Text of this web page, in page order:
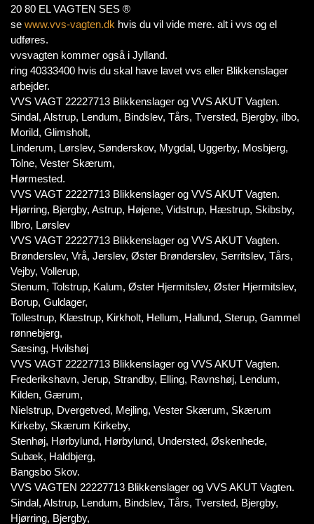
20 80 EL VAGTEN SES ®
se www.vvs-vagten.dk hvis du vil vide mere. alt i vvs og el
udføres.
vvsvagten kommer også i Jylland.
ring 40333400 hvis du skal have lavet vvs eller Blikkenslager
arbejder.
VVS VAGT 22227713 Blikkenslager og VVS AKUT Vagten.
Sindal, Alstrup, Lendum, Bindslev, Tårs, Tversted, Bjergby, ilbo,
Morild, Glimsholt,
Linderum, Lørslev, Sønderskov, Mygdal, Uggerby, Mosbjerg,
Tolne, Vester Skærum,
Hørmested.
VVS VAGT 22227713 Blikkenslager og VVS AKUT Vagten.
Hjørring, Bjergby, Astrup, Højene, Vidstrup, Hæstrup, Skibsby,
Ilbro, Lørslev
VVS VAGT 22227713 Blikkenslager og VVS AKUT Vagten.
Brønderslev, Vrå, Jerslev, Øster Brønderslev, Serritslev, Tårs,
Vejby, Vollerup,
Stenum, Tolstrup, Kalum, Øster Hjermitslev, Øster Hjermitslev,
Borup, Guldager,
Tollestrup, Klæstrup, Kirkholt, Hellum, Hallund, Sterup, Gammel
rønnebjerg,
Sæsing, Hvilshøj
VVS VAGT 22227713 Blikkenslager og VVS AKUT Vagten.
Frederikshavn, Jerup, Strandby, Elling, Ravnshøj, Lendum,
Kilden, Gærum,
Nielstrup, Dvergetved, Mejling, Vester Skærum, Skærum
Kirkeby, Skærum Kirkeby,
Stenhøj, Hørbylund, Hørbylund, Understed, Øskenhede,
Subæk, Haldbjerg,
Bangsbo Skov.
VVS VAGTEN 22227713 Blikkenslager og VVS AKUT Vagten.
Sindal, Alstrup, Lendum, Bindslev, Tårs, Tversted, Bjergby,
Hjørring, Bjergby,